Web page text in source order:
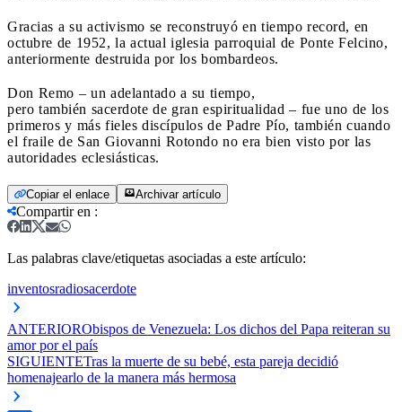
Gracias a su activismo se reconstruyó en tiempo record, en
octubre de 1952, la actual iglesia parroquial de Ponte Felcino,
anteriormente destruida por los bombardeos.
Don Remo – un adelantado a su tiempo,
pero también sacerdote de gran espiritualidad – fue uno de los
primeros y más fieles discípulos de Padre Pío, también cuando
el fraile de San Giovanni Rotondo no era bien visto por las
autoridades eclesiásticas.
Copiar el enlace Archivar artículo
Compartir en :
Las palabras clave/etiquetas asociadas a este artículo:
inventosradiosacerdote
ANTERIORObispos de Venezuela: Los dichos del Papa reiteran su
amor por el país
SIGUIENTETras la muerte de su bebé, esta pareja decidió
homenajearlo de la manera más hermosa